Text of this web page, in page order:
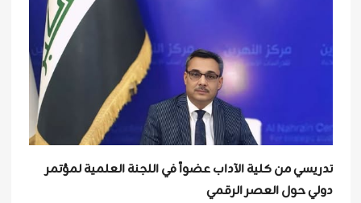
تدريسي من كلية الآداب عضواً في اللجنة العلمية لمؤتمر
دولي حول العصر الرقمي